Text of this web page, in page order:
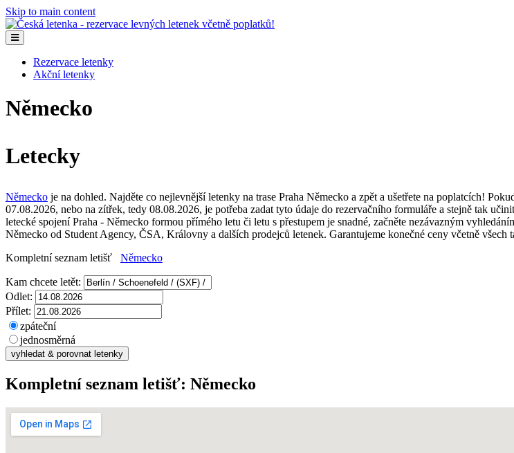
Skip to main content
Rezervace letenky
Akční letenky
Německo
Letecky
Německo je na dohled. Najděte co nejlevnější letenky na trase Praha Německo a zpět a ušetřete na poplatcích!
07.08.2026, nebo na zítřek, tedy 08.08.2026, je potřeba zadat tyto údaje do rezervačního formuláře a stejně tak
letecké spojení Praha - Německo formou přímého letu či letu s přestupem je snadné, začněte nezávazným
Německo od Student Agency, ČSA, Královny a dalších prodejců letenek. Garantujeme konečné ceny včetně všech
Kompletní seznam letišť Německo
Kam chcete letět:
Odlet:
Přílet:
zpáteční
jednosměrná
Kompletní seznam letišť: Německo